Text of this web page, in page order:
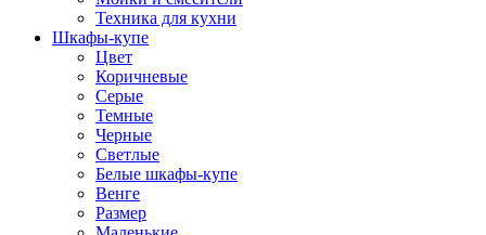
Техника для кухни
Шкафы-купе
Цвет
Коричневые
Серые
Темные
Черные
Светлые
Белые шкафы-купе
Венге
Размер